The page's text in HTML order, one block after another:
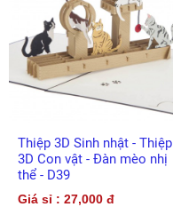
Thiệp 3D Sinh nhật - Thiệp
3D Con vật - Đàn mèo nhị
thể - D39
Giá sỉ : 27,000 đ